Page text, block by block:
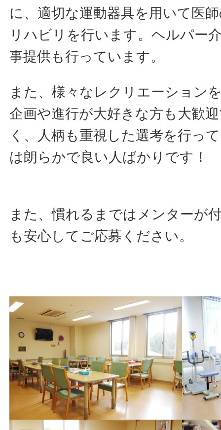
に、適切な運動器具を用いて医
リハビリを行います。ヘルパー
事提供も行っています。
また、様々なレクリエーション
企画や進行が大好きな方も大歓
く、人柄も重視した選考を行っ
は朗らかで良い人ばかりです！
また、慣れるまではメンターが
も安心してご応募ください。